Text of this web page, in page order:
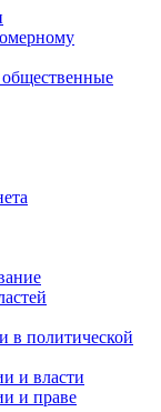
в политической
и власти
и праве